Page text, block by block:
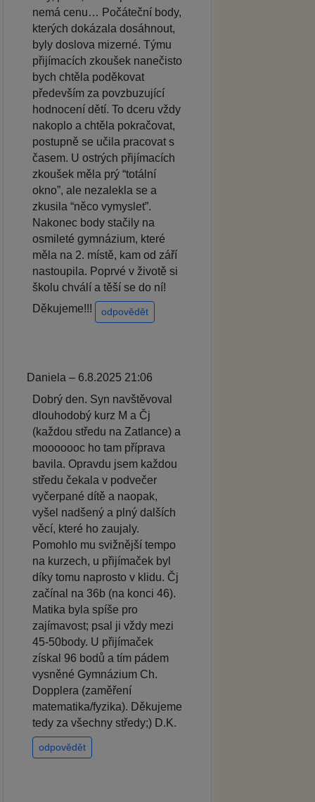
nemá cenu… Počáteční body,
kterých dokázala dosáhnout,
byly doslova mizerné. Týmu
přijímacích zkoušek nanečisto
bych chtěla poděkovat
především za povzbuzující
hodnocení dětí. To dceru vždy
nakoplo a chtěla pokračovat,
postupně se učila pracovat s
časem. U ostrých přijímacích
zkoušek měla prý “totální
okno”, ale nezalekla se a
zkusila “něco vymyslet”.
Nakonec body stačily na
osmileté gymnázium, které
měla na 2. místě, kam od září
nastoupila. Poprvé v životě si
školu chválí a těší se do ní!
Děkujeme!!!
odpovědět
Daniela – 6.8.2025 21:06
Dobrý den. Syn navštěvoval
dlouhodobý kurz M a Čj
(každou středu na Zatlance) a
mooooooc ho tam příprava
bavila. Opravdu jsem každou
středu čekala v podvečer
vyčerpané dítě a naopak,
vyšel nadšený a plný dalších
věcí, které ho zaujaly.
Pomohlo mu svižnější tempo
na kurzech, u přijímaček byl
díky tomu naprosto v klidu. Čj
začínal na 36b (na konci 46).
Matika byla spíše pro
zajímavost; psal ji vždy mezi
45-50body. U přijímaček
získal 96 bodů a tím pádem
vysněné Gymnázium Ch.
Dopplera (zaměření
matematika/fyzika). Děkujeme
tedy za všechny středy;) D.K.
odpovědět